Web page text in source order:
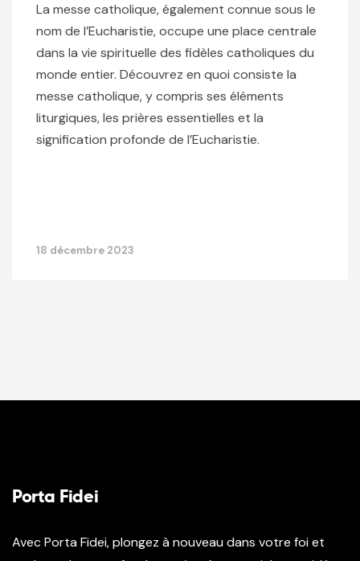
La messe catholique, également connue sous le
nom de l’Eucharistie, occupe une place centrale
dans la vie spirituelle des fidèles catholiques du
monde entier. Découvrez en quoi consiste la
messe catholique, y compris ses éléments
liturgiques, les prières essentielles et la
signification profonde de l’Eucharistie.
18 décembre 2023
Porta Fidei
Avec Porta Fidei, plongez à nouveau dans votre foi et